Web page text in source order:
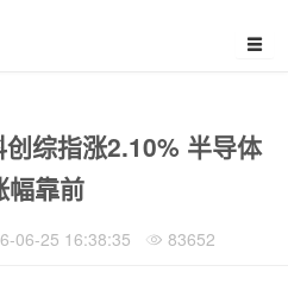
综指涨2.10% 半导体
幅靠前
06-25 16:38:35 83652